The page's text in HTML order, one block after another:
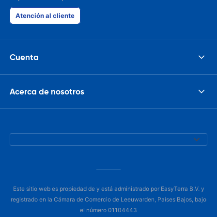
Atención al cliente
Cuenta
Acerca de nosotros
Este sitio web es propiedad de y está administrado por EasyTerra B.V. y
registrado en la Cámara de Comercio de Leeuwarden, Países Bajos, bajo
el número 01104443